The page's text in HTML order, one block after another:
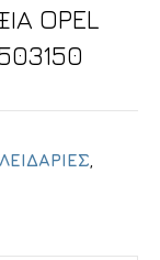
OPEL